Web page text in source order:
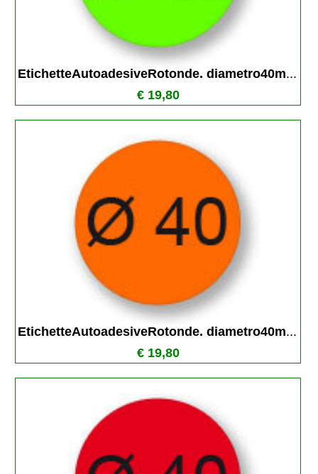
EtichetteAutoadesiveRotonde. diametro40m...
€ 19,80
EtichetteAutoadesiveRotonde. diametro40m...
€ 19,80